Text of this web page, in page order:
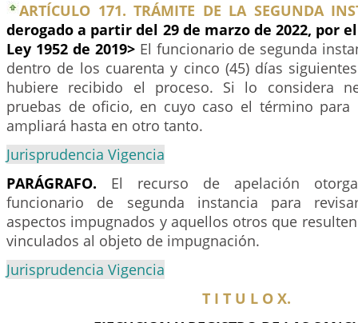
ARTÍCULO 171. TRÁMITE DE LA SEGUNDA
derogado a partir del 29 de marzo de 2022, por
Ley 1952 de 2019> El funcionario de segunda
dentro de los cuarenta y cinco (45) días
hubiere recibido el proceso. Si lo considera
pruebas de oficio, en cuyo caso el término
ampliará hasta en otro tanto.
Jurisprudencia Vigencia
PARÁGRAFO. El recurso de apelación
funcionario de segunda instancia para
aspectos impugnados y aquellos otros que
vinculados al objeto de impugnación.
Jurisprudencia Vigencia
T I T U L O X.